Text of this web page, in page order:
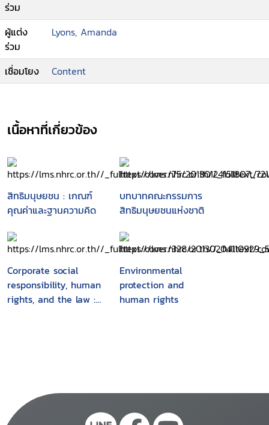
ร่วม
ผู้แต่ง
ร่วม
Lyons, Amanda
เชื่อมโยง Content
เนื้อหาที่เกี่ยวข้อง
สิทธิมนุษยชน : เกณฑ์
คุณค่าและฐานความคิด
บทบาทคณะกรรมการ
สิทธิมนุษยชนแห่งชาติ
Corporate social
responsibility, human
rights, and the law :
Environmental
protection and
human rights